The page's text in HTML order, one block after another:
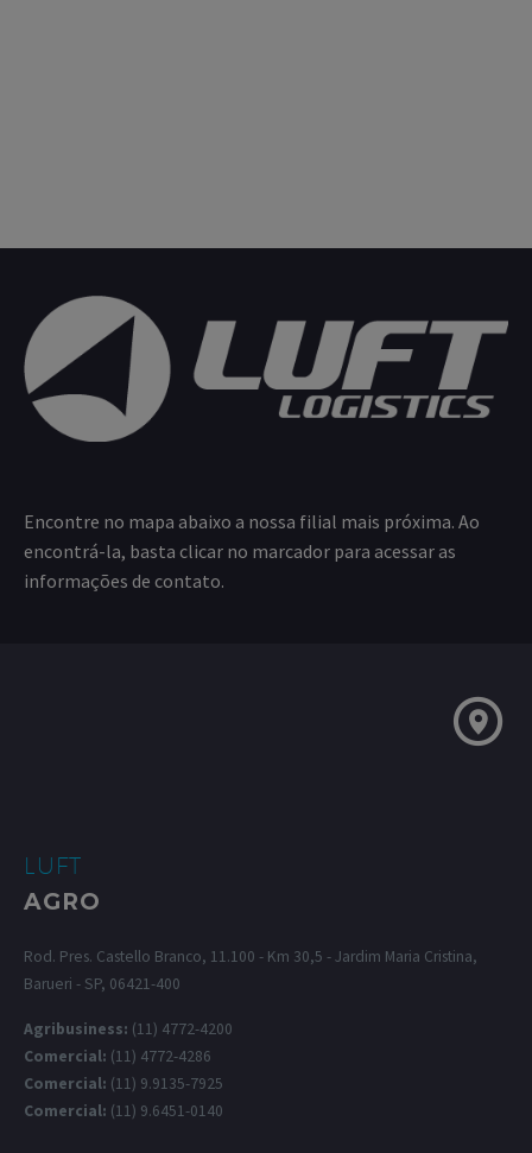
Encontre no mapa abaixo a nossa filial mais próxima. Ao
encontrá-la, basta clicar no marcador para acessar as
informações de contato.
LUFT
AGRO
Rod. Pres. Castello Branco, 11.100 - Km 30,5 - Jardim Maria Cristina,
Barueri - SP, 06421-400
Agribusiness: (11) 4772-4200
Comercial: (11) 4772-4286
Comercial: (11) 9.9135-7925
Comercial: (11) 9.6451-0140